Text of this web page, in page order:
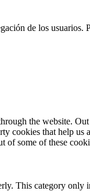
de los usuarios.
the website.
cookies that help
some of these
This category